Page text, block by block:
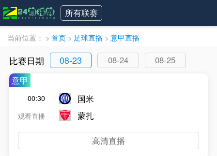
所有联赛
当前位置： > 首页 > 足球直播 > 意甲直播
比赛日期 08-23 08-24
08-25
意甲
00:30
观看直播
国米
蒙扎
高清直播